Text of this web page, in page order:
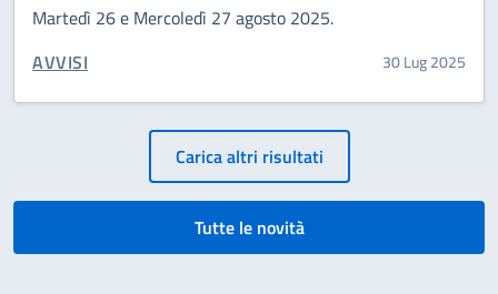
Martedì 26 e Mercoledì 27 agosto 2025.
CATEGORIA CORRELATA:
AVVISI 30 Lug 2025
Paginazione Carica altri risultati
Tutte le novità